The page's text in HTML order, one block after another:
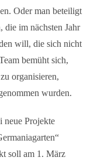
Oder man beteiligt
die im nächsten Jahr
will, die sich nicht
bemüht sich,
organisieren,
wurden.
neue Projekte
soll am 1. März